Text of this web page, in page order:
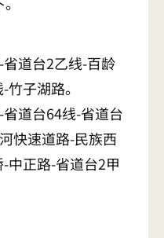
道台2乙线-百龄
子湖路。
道台64线-省道台
快速道路-民族西
中正路-省道台2甲